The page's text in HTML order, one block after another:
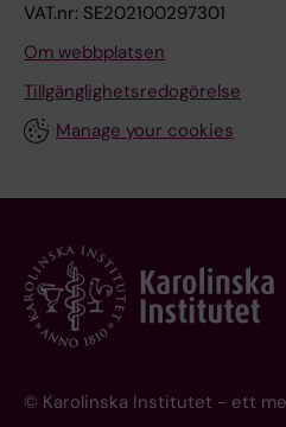
VAT.nr: SE202100297301
Om webbplatsen
Tillgänglighetsredogörelse
Manage your cookies
© Karolinska Institutet - ett